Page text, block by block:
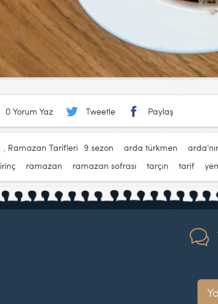
0 Yorum Yaz Tweetle Paylaş
Ramazan Tarifleri 9.sezon arda türkmen
ramazan ramazan sofrası tarçın tarif